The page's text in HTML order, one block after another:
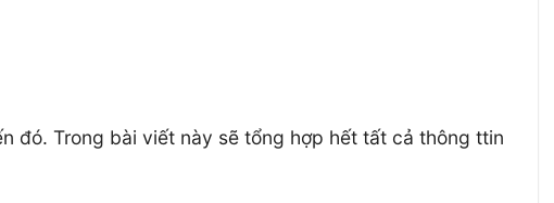
đó. Trong bài viết này sẽ tổng hợp hết tất cả thông ttin